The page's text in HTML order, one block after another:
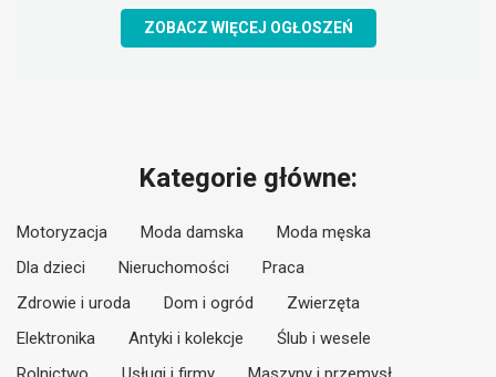
ZOBACZ WIĘCEJ OGŁOSZEŃ
Kategorie główne:
Motoryzacja Moda damska
Moda męska
Dla dzieci
Nieruchomości
Praca
Zdrowie i uroda
Dom i ogród
Zwierzęta
Elektronika
Antyki i kolekcje
Ślub i wesele